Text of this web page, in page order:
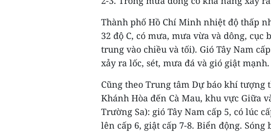
Thành phố Hồ Chí Minh nhiệt độ thấp
32 độ C, có mưa, mưa vừa và dông,
trung vào chiều và tối). Gió Tây Nam
xảy ra lốc, sét, mưa đá và gió giật mạnh.
Cũng theo Trung tâm Dự báo khí tượng
Khánh Hòa đến Cà Mau, khu vực Giữa
Trường Sa): gió Tây Nam cấp 5, có lúc
lên cấp 6, giật cấp 7-8. Biển động. Sóng